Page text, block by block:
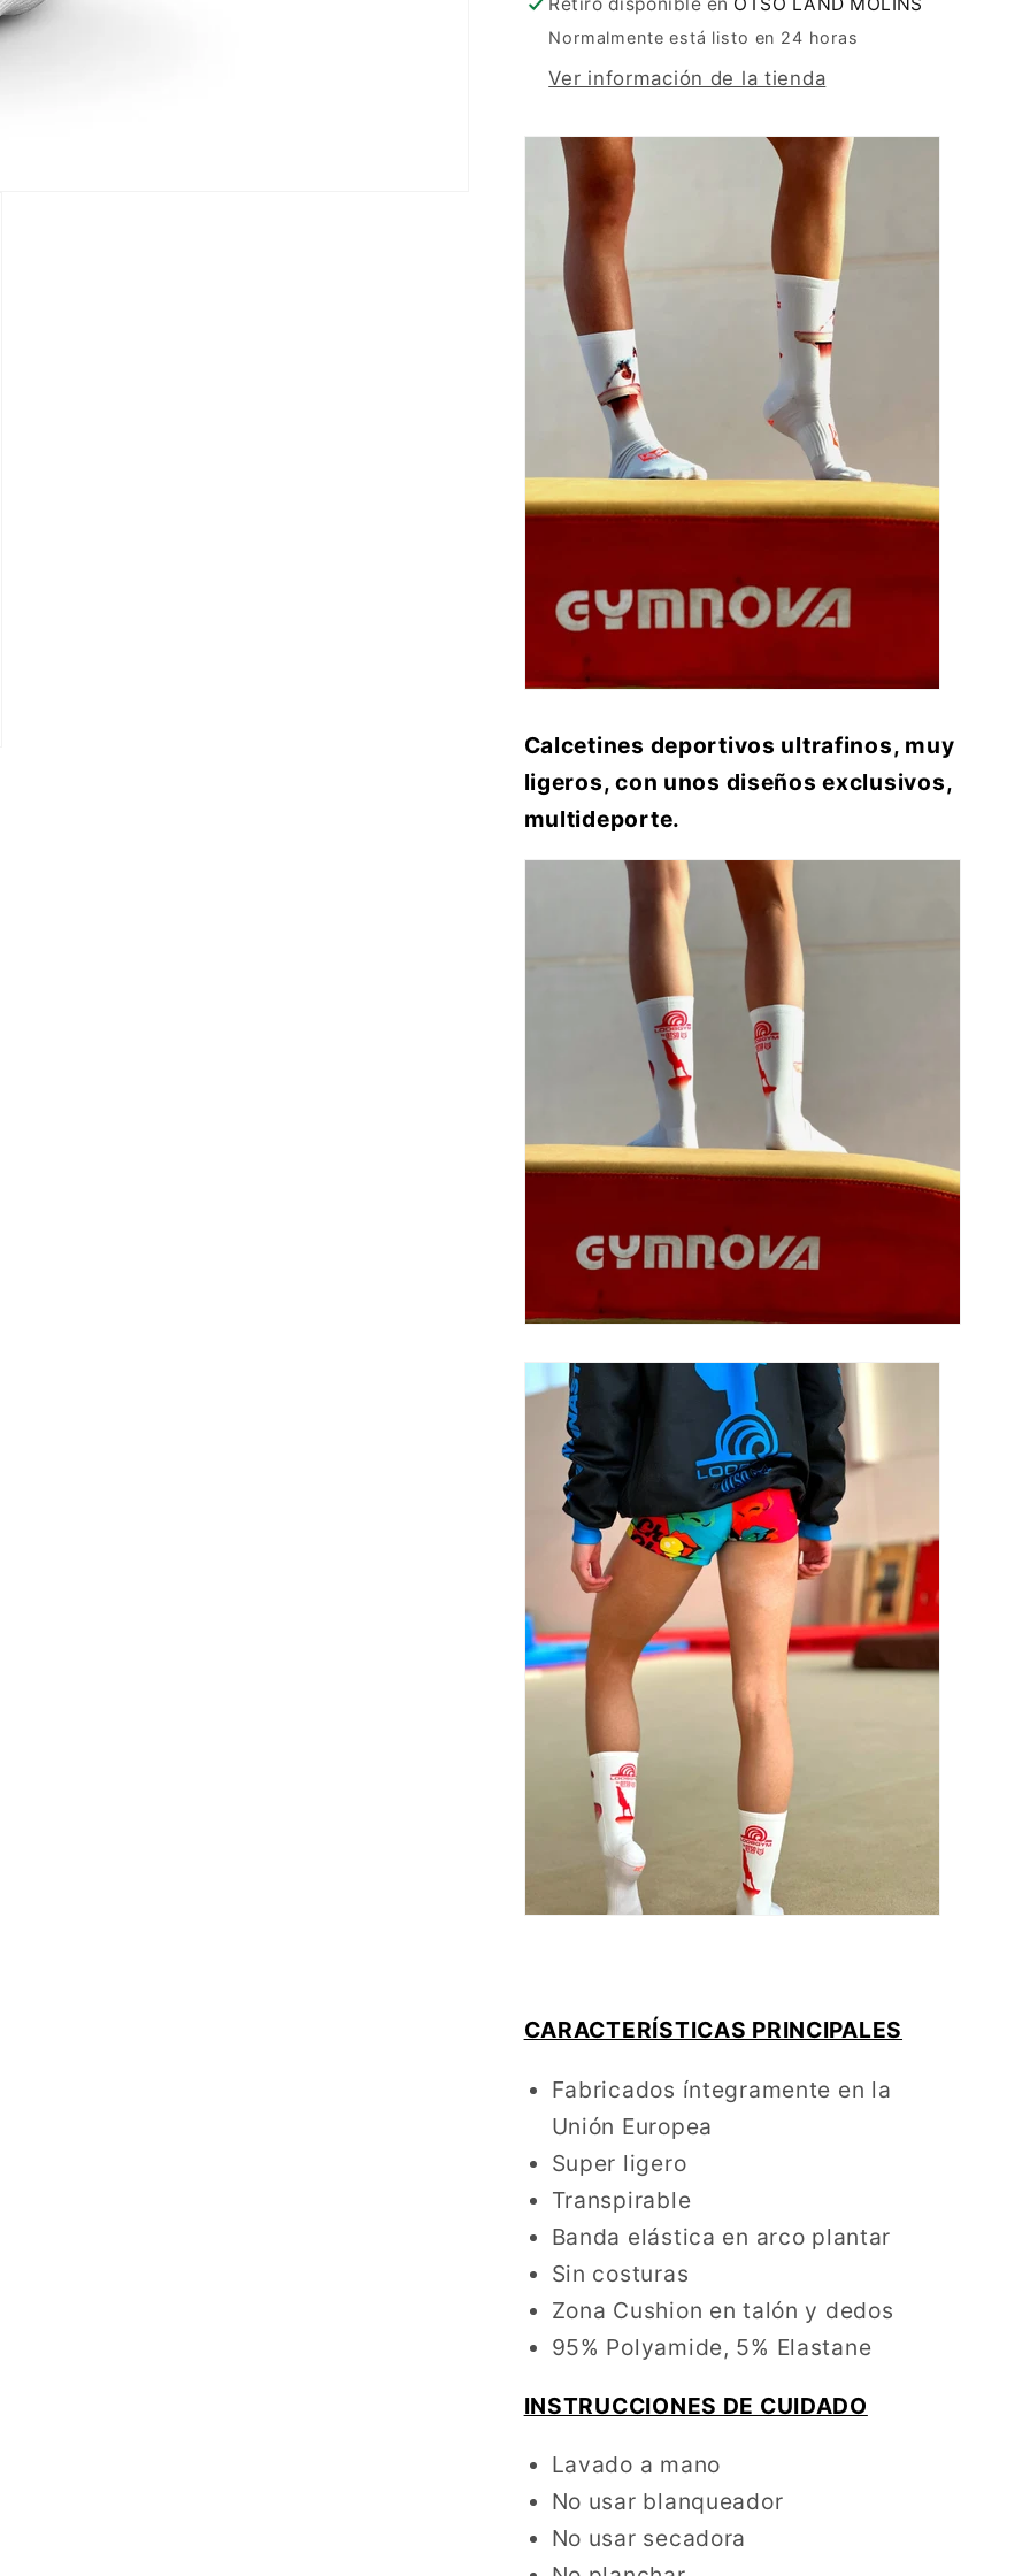
Normalmente está listo en 24 horas
Ver información de la tienda
Calcetines deportivos ultrafinos, muy
ligeros, con unos diseños exclusivos,
multideporte.
CARACTERÍSTICAS PRINCIPALES
Fabricados íntegramente en la
Unión Europea
Super ligero
Transpirable
Banda elástica en arco plantar
Sin costuras
Zona Cushion en talón y dedos
95% Polyamide, 5% Elastane
INSTRUCCIONES DE CUIDADO
Lavado a mano
No usar blanqueador
No usar secadora